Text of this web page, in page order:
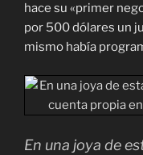
hace su «primer
por 500 dólares un
mismo había
En una joya de